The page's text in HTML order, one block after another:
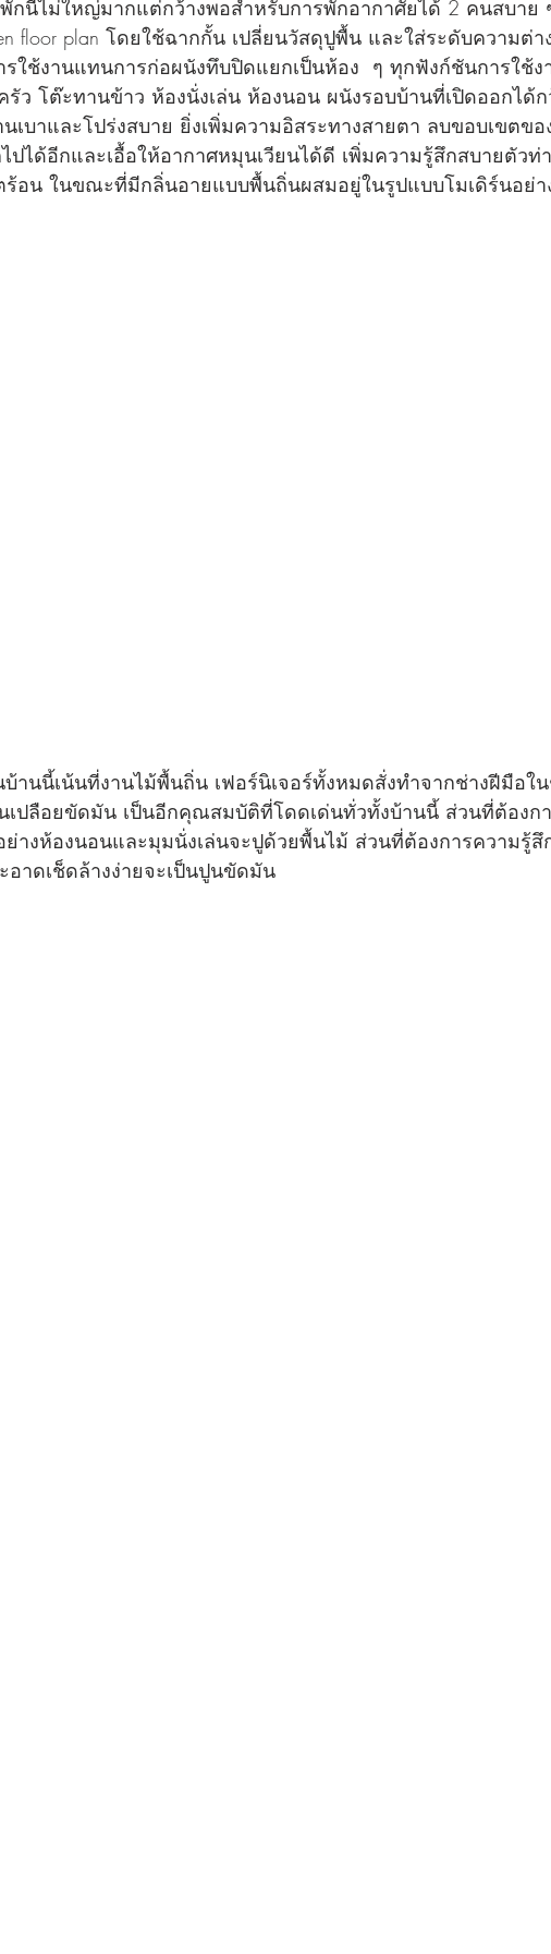
กนี้ไม่ใหญ่มากแต่กว้างพอสำหรับการพักอากาศัยได้ 2 คนสบาย
floor plan โดยใช้ฉากกั้น เปลี่ยนวัสดุปูพื้น และใส่ระดับความต่
รใช้งานแทนการก่อผนังทึบปิดแยกเป็นห้อง  ๆ ทุกฟังก์ชันการใช้
ว โต๊ะทานข้าว ห้องนั่งเล่น ห้องนอน ผนังรอบบ้านที่เปิดออกได้
เบาและโปร่งสบาย ยิ่งเพิ่มความอิสระทางสายตา ลบขอบเขตขอ
ปได้อีกและเอื้อให้อากาศหมุนเวียนได้ดี เพิ่มความรู้สึกสบายตัวท่
ร้อน ในขณะที่มีกลิ่นอายแบบพื้นถิ่นผสมอยู่ในรูปแบบโมเดิร์นอย่า
เปลือยขัดมัน เป็นอีกคุณสมบัติที่โดดเด่นทั่วทั้งบ้านนี้ ส่วนที่ต้องก
ย่างห้องนอนและมุมนั่งเล่นจะปูด้วยพื้นไม้ ส่วนที่ต้องการความรู้สึ
อาดเช็ดล้างง่ายจะเป็นปูนขัดมัน